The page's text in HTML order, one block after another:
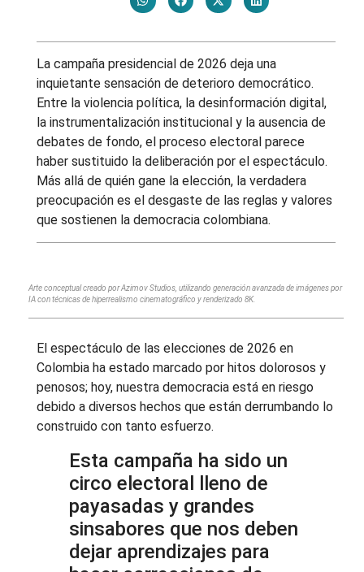
La campaña presidencial de 2026 deja una
inquietante sensación de deterioro democrático.
Entre la violencia política, la desinformación digital,
la instrumentalización institucional y la ausencia de
debates de fondo, el proceso electoral parece
haber sustituido la deliberación por el espectáculo.
Más allá de quién gane la elección, la verdadera
preocupación es el desgaste de las reglas y valores
que sostienen la democracia colombiana.
Arte conceptual creado por Azimov Studios, utilizando generación avanzada de imágenes por
IA con técnicas de hiperrealismo cinematográfico y renderizado 8K.
El espectáculo de las elecciones de 2026 en
Colombia ha estado marcado por hitos dolorosos y
penosos; hoy, nuestra democracia está en riesgo
debido a diversos hechos que están derrumbando lo
construido con tanto esfuerzo.
Esta campaña ha sido un
circo electoral lleno de
payasadas y grandes
sinsabores que nos deben
dejar aprendizajes para